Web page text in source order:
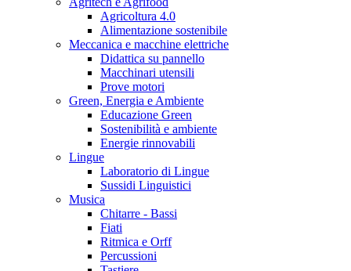
Agricoltura 4.0
Alimentazione sostenibile
Meccanica e macchine elettriche
Didattica su pannello
Macchinari utensili
Prove motori
Green, Energia e Ambiente
Educazione Green
Sostenibilità e ambiente
Energie rinnovabili
Lingue
Laboratorio di Lingue
Sussidi Linguistici
Musica
Chitarre - Bassi
Fiati
Ritmica e Orff
Percussioni